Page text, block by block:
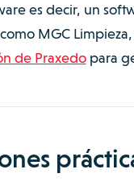
es decir, un
MGC
de Praxedopara